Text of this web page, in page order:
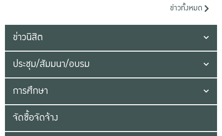
ข่าวทั้งหมด
ข่าวนิสิต
ประชุม/สัมมนา/อบรม
การศึกษา
จัดซื้อจัดจ้าง